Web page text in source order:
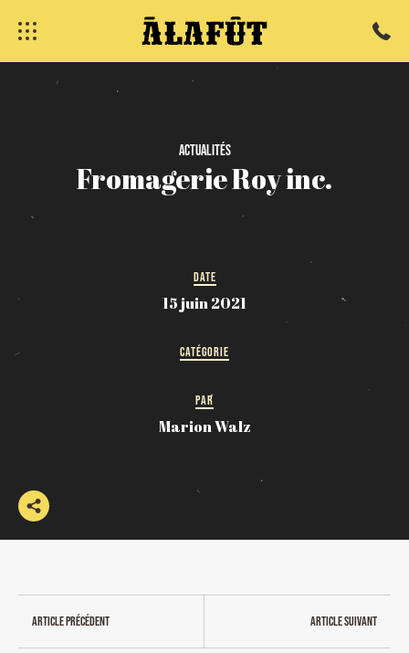
Actualités
FromagerieRoyinc.
DATE
15 juin 2021
CATÉGORIE
PAR
Marion Walz
Article précédent Article suivant